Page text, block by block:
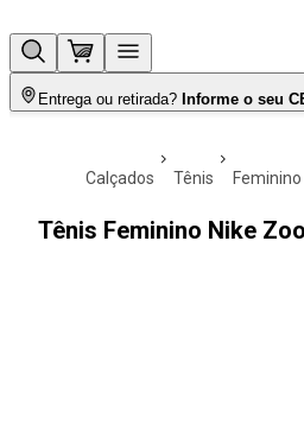
Entrega ou retirada? Informe o seu
calçados tênis feminino
Tênis Feminino Nike